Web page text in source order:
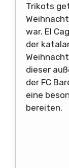
Trikots
war. El
der
dieser
der FC
eine
bereiten.